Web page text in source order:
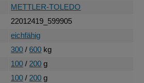
METTLER-TOLEDO
22012419_599905
eichfähig
300 /600 kg
100 / 200 g
100 / 200 g